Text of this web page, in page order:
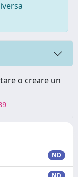
o creare un
ND